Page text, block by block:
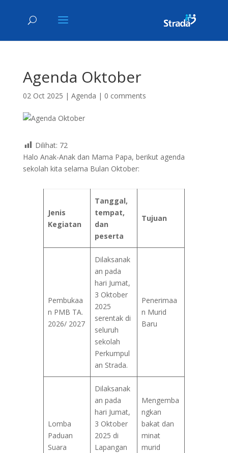
Agenda Oktober
02 Oct 2025 | Agenda | 0 comments
Dilihat: 72
Halo Anak-Anak dan Mama Papa, berikut agenda
sekolah kita selama Bulan Oktober:
Jenis
Kegiatan
Tanggal,
tempat,
dan
peserta
Tujuan
Pembukaa
n PMB TA.
2026/ 2027
Dilaksanak
an pada
hari Jumat,
3 Oktober
2025
serentak di
seluruh
sekolah
Perkumpul
an Strada.
Penerimaa
n Murid
Baru
Lomba
Paduan
Suara
Dilaksanak
an pada
hari Jumat,
3 Oktober
2025 di
Lapangan
Mengemba
ngkan
bakat dan
minat
murid